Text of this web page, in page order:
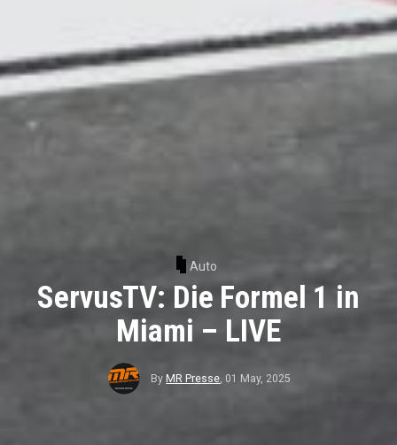
Auto
ServusTV: Die Formel 1 in
Miami – LIVE
By MR Presse, 01 May, 2025